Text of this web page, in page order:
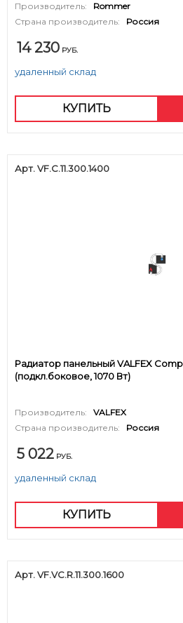
Производитель:
Rommer
Страна производитель:
Россия
14 230 РУБ.
удаленный склад
КУПИТЬ
Арт. VF.C.11.300.1400
Радиатор панельный VALFEX
(подкл.боковое, 1070 Вт)
Производитель:
VALFEX
Страна производитель:
Россия
5 022 РУБ.
удаленный склад
КУПИТЬ
Арт. VF.VC.R.11.300.1600